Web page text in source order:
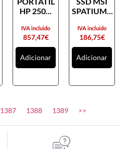
HP 250...
857,47€
IVA incluido
Adicionar
SPATIUM...
186,75€
IVA incluido
Adicionar
1387 1388 1389 >>